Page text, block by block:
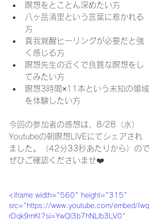
瞑想をとことん深めたい方
八ヶ岳清里という言葉に惹かれる
方
真我覚醒ヒーリングが必要だと強
く感じる方
瞑想先生の近くで良質な瞑想をし
てみたい方
瞑想3時間×11本という未知の領域
を体験したい方
今回の参加者の感想は、8/28（水）
Youtubeの朝瞑想LIVEにてシェアされ
ました。（42分33秒あたりから）ので
ぜひご確認くださいませ❤️
<iframe width="560" height="315"
src="https://www.youtube.com/embed/Iwq
rDqk9mKI?si=YwQl3b7hNLlb3LV0"